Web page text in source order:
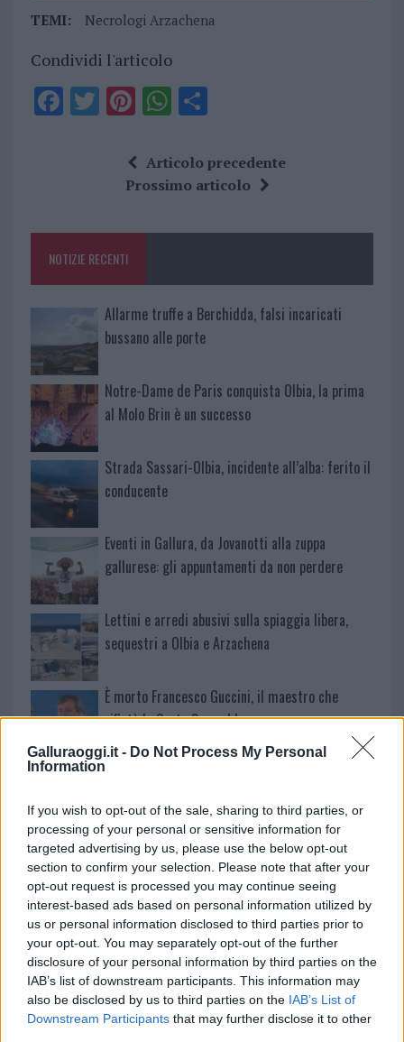
Galluraoggi.it - Do Not Process My Personal
Information
If you wish to opt-out of the sale, sharing to third parties, or
processing of your personal or sensitive information for
targeted advertising by us, please use the below opt-out
section to confirm your selection. Please note that after your
opt-out request is processed you may continue seeing
interest-based ads based on personal information utilized by
us or personal information disclosed to third parties prior to
your opt-out. You may separately opt-out of the further
disclosure of your personal information by third parties on the
IAB’s list of downstream participants. This information may
also be disclosed by us to third parties on the IAB’s List of
Downstream Participants that may further disclose it to other
TEMI: Necrologi Arzachena
Condividi l'articolo
F
o
k
T Pi
te
re
W
at
s
p
S
a
re
Articolo precedente
Prossimo articolo
NOTIZIE RECENTI
Allarme truffe a Berchidda, falsi incaricati
bussano alle porte
Notre-Dame de Paris conquista Olbia, la prima
al Molo Brin è un successo
Strada Sassari-Olbia, incidente all’alba: ferito il
conducente
Eventi in Gallura, da Jovanotti alla zuppa
gallurese: gli appuntamenti da non perdere
Lettini e arredi abusivi sulla spiaggia libera,
sequestri a Olbia e Arzachena
È morto Francesco Guccini, il maestro che
rifiutò la Costa Smeralda
Nuovo sportello rifiuti a Palau, una svolta per gli
NECROLOGIE